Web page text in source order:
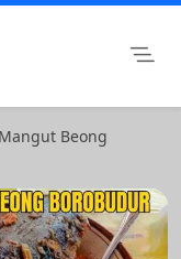
Rental Motor
Beong